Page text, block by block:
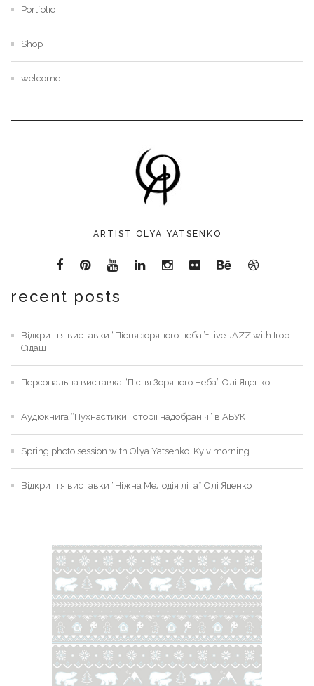
Portfolio
Shop
welcome
ARTIST OLYA YATSENKO
recent posts
Відкриття виставки “Пісня зоряного неба”+ live JAZZ with Ігор
Сідаш
Персональна виставка “Пісня Зоряного Неба” Олі Яценко
Аудіокнига “Пухнастики. Історії надобраніч” в АБУК
Spring photo session with Olya Yatsenko. Kyiv morning
Відкриття виставки “Ніжна Мелодія літа” Олі Яценко